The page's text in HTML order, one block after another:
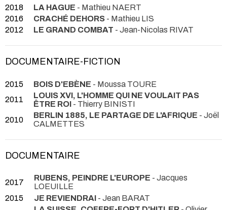
2018 LA HAGUE - Mathieu NAERT
2016
CRACHÉ DEHORS - Mathieu LIS
2012
LE GRAND COMBAT - Jean-Nicolas RIVAT
DOCUMENTAIRE-FICTION
2015 BOIS D'EBÈNE - Moussa TOURE
2011
LOUIS XVI, L'HOMME QUI NE VOULAIT PAS
ÊTRE ROI - Thierry BINISTI
2010
BERLIN 1885, LE PARTAGE DE L'AFRIQUE - Joël
CALMETTES
DOCUMENTAIRE
2017 RUBENS, PEINDRE L'EUROPE - Jacques
LOEUILLE
2015
JE REVIENDRAI - Jean BARAT